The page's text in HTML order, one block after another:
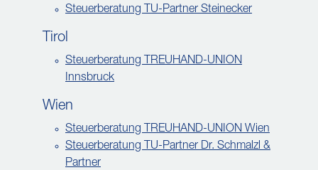
Steuerberatung TU-Partner Steinecker
Tirol
Steuerberatung TREUHAND-UNION
Innsbruck
Wien
Steuerberatung TREUHAND-UNION Wien
Steuerberatung TU-Partner Dr. Schmalzl &
Partner